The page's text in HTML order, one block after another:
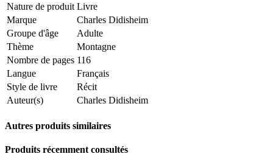
Nature de produit Livre
Marque
Charles Didisheim
Groupe d'âge
Adulte
Thème
Montagne
Nombre de pages 116
Langue
Français
Style de livre
Récit
Auteur(s)
Charles Didisheim
Autres produits similaires
Produits récemment consultés